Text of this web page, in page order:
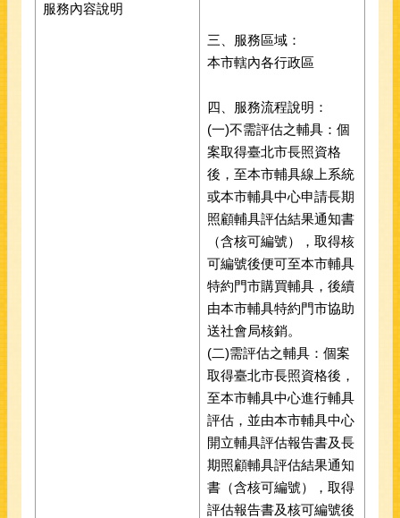
服務內容說明
三、服務區域：
本市轄內各行政區
四、服務流程說明：
(一)不需評估之輔具：個
案取得臺北市長照資格
後，至本市輔具線上系統
或本市輔具中心申請長期
照顧輔具評估結果通知書
（含核可編號），取得核
可編號後便可至本市輔具
特約門市購買輔具，後續
由本市輔具特約門市協助
送社會局核銷。
(二)需評估之輔具：個案
取得臺北市長照資格後，
至本市輔具中心進行輔具
評估，並由本市輔具中心
開立輔具評估報告書及長
期照顧輔具評估結果通知
書（含核可編號），取得
評估報告書及核可編號後